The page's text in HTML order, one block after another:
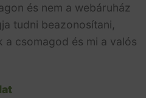
és nem a webáruház
tudni beazonosítani,
a csomagod és mi a valós